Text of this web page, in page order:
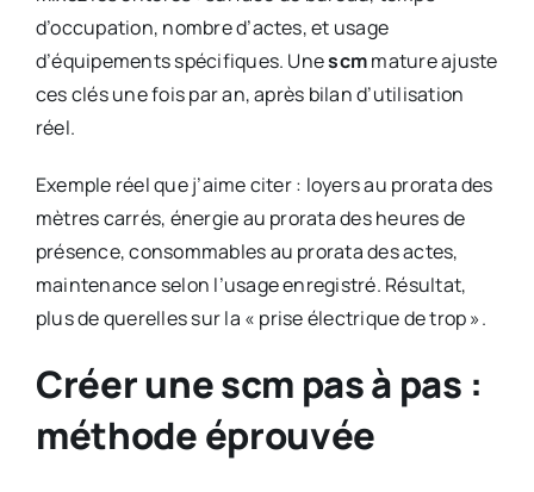
d’occupation, nombre d’actes, et usage
d’équipements spécifiques. Unescmmature ajuste
ces clés une fois par an, après bilan d’utilisation
réel.
Exemple réel que j’aime citer : loyers au prorata des
mètres carrés, énergie au prorata des heures de
présence, consommables au prorata des actes,
maintenance selon l’usage enregistré. Résultat,
plus de querelles sur la « prise électrique de trop ».
Créer une scm pas à pas :
méthode éprouvée